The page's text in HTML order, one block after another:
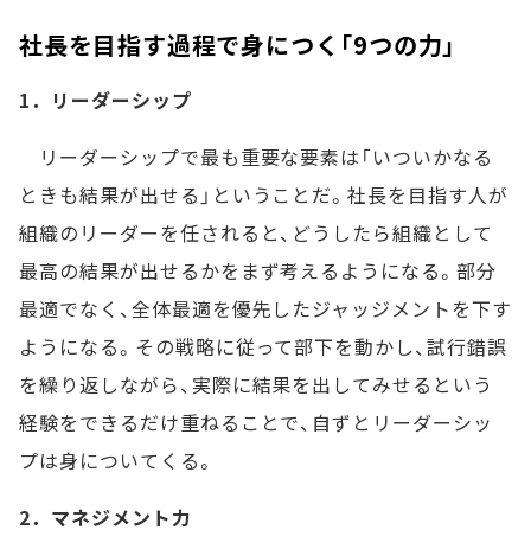
社長を目指す過程で身につく「9つの力」
1．リーダーシップ
リーダーシップで最も重要な要素は「いついかなる
ときも結果が出せる」ということだ。社長を目指す人が
組織のリーダーを任されると、どうしたら組織として
最高の結果が出せるかをまず考えるようになる。部分
最適でなく、全体最適を優先したジャッジメントを下す
ようになる。その戦略に従って部下を動かし、試行錯誤
を繰り返しながら、実際に結果を出してみせるという
経験をできるだけ重ねることで、自ずとリーダーシッ
プは身についてくる。
2．マネジメント力